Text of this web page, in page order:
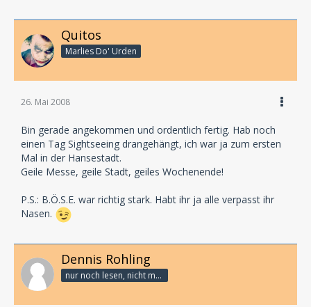
Quitos
Marlies Do' Urden
26. Mai 2008
Bin gerade angekommen und ordentlich fertig. Hab noch
einen Tag Sightseeing drangehängt, ich war ja zum ersten
Mal in der Hansestadt.
Geile Messe, geile Stadt, geiles Wochenende!
P.S.: B.Ö.S.E. war richtig stark. Habt ihr ja alle verpasst ihr
Nasen.
Dennis Rohling
nur noch lesen, nicht mehr schreiben